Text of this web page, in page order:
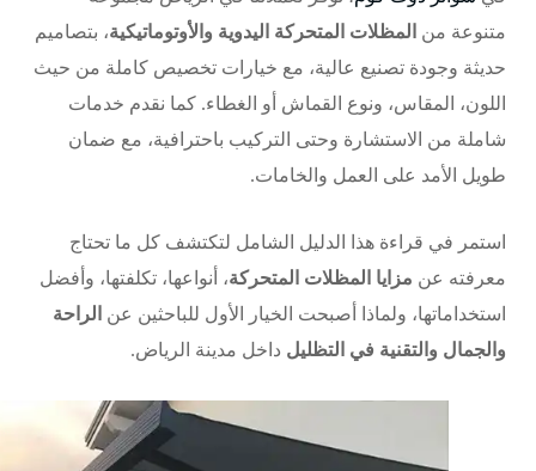
متنوعة من المظلات المتحركة اليدوية والأوتوماتيكية، بتصاميم
حديثة وجودة تصنيع عالية، مع خيارات تخصيص كاملة من حيث
اللون، المقاس، ونوع القماش أو الغطاء. كما نقدم خدمات
شاملة من الاستشارة وحتى التركيب باحترافية، مع ضمان
طويل الأمد على العمل والخامات.
استمر في قراءة هذا الدليل الشامل لتكتشف كل ما تحتاج
معرفته عن مزايا المظلات المتحركة، أنواعها، تكلفتها، وأفضل
استخداماتها، ولماذا أصبحت الخيار الأول للباحثين عن الراحة
والجمال والتقنية في التظليل داخل مدينة الرياض.